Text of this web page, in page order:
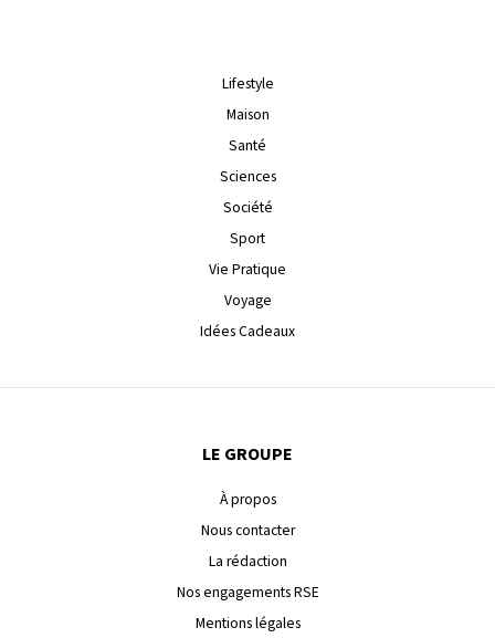
Lifestyle
Maison
Santé
Sciences
Société
Sport
Vie Pratique
Voyage
Idées Cadeaux
LE GROUPE
À propos
Nous contacter
La rédaction
Nos engagements RSE
Mentions légales